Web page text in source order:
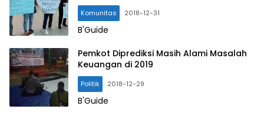
Komunitas 2018-12-31
B'Guide
Pemkot Diprediksi Masih Alami Masalah
Keuangan di 2019
Politik 2018-12-29
B'Guide